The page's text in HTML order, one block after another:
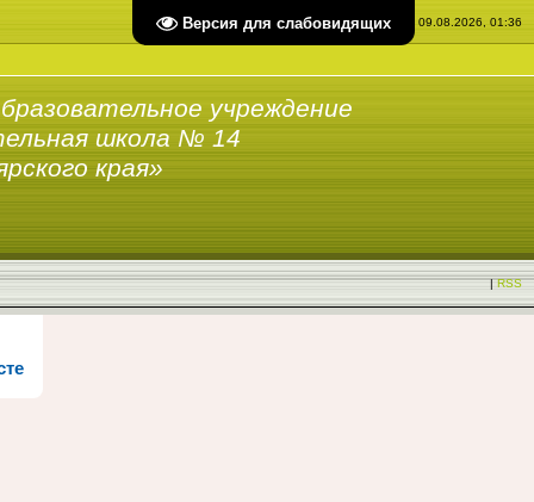
Версия для слабовидящихВоскресенье, 09.08.2026, 01:36
учреждение
школа № 14
края»
|RSS